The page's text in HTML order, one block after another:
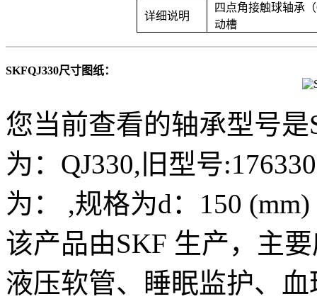
详细说明
四点角接触球轴承
动槽
SKFQJ330尺寸图纸：
您当前查看的轴承型号
为：QJ330,旧型号
为： ,规格为d：150
该产品由SKF 生产，主
液压软管、睡眠监护、